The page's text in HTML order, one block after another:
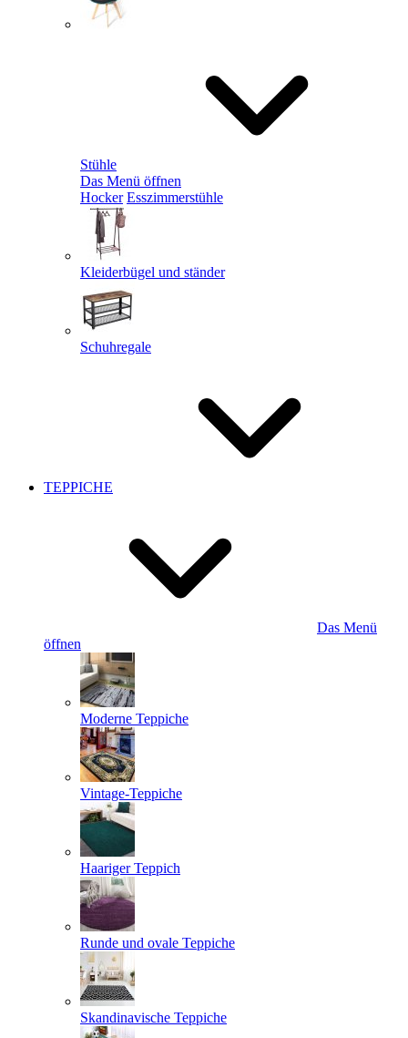
Stühle
Das Menü öffnen
Hocker Esszimmerstühle
Kleiderbügel und ständer
Schuhregale
TEPPICHE
Das Menü
öffnen
Moderne Teppiche
Vintage-Teppiche
Haariger Teppich
Runde und ovale Teppiche
Skandinavische Teppiche